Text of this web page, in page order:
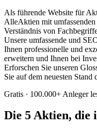
Als führende Website für
AlleAktien mit
Verständnis von
Unsere umfassende und
Ihnen professionelle und
erweitern und Ihnen bei
Erforschen Sie unseren
Sie auf dem neuesten
Gratis · 100.000+ Anleger
Die 5 Aktien, die